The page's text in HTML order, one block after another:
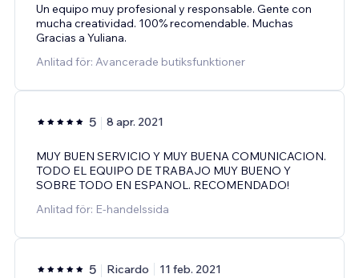
Un equipo muy profesional y responsable. Gente con
mucha creatividad. 100% recomendable. Muchas
Gracias a Yuliana.
Anlitad för: Avancerade butiksfunktioner
5 8 apr. 2021
MUY BUEN SERVICIO Y MUY BUENA COMUNICACION.
TODO EL EQUIPO DE TRABAJO MUY BUENO Y
SOBRE TODO EN ESPANOL. RECOMENDADO!
Anlitad för: E-handelssida
5 Ricardo 11 feb. 2021